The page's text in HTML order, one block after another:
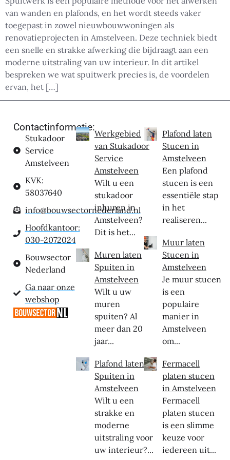
van wanden en plafonds, en het wordt steeds vaker
toegepast in zowel nieuwbouwwoningen als
renovatieprojecten in Amstelveen. Deze techniek biedt
een snelle en strakke afwerking die bijdraagt aan een
moderne uitstraling van uw interieur. In dit artikel
bespreken we wat spuitwerk precies is, de voordelen
ervan, het […]
Contactinformatie:
Stukadoor
Service
Amstelveen
KVK:
58037640
info@bouwsectornederland.nl
Hoofdkantoor:
030-2072024
Bouwsector
Nederland
Ga naar onze
webshop
Werkgebied
van Stukadoor
Service
Amstelveen
Wilt u een
stukadoor
inhuren in
Amstelveen?
Dit is het...
Muren laten
Spuiten in
Amstelveen
Wilt u uw
muren
spuiten? Al
meer dan 20
jaar...
Plafond laten
Spuiten in
Amstelveen
Wilt u een
strakke en
moderne
uitstraling voor
uw interieur?...
Plafond laten
Stucen in
Amstelveen
Een plafond
stucen is een
essentiële stap
in het
realiseren...
Muur laten
Stucen in
Amstelveen
Je muur stucen
is een
populaire
manier in
Amstelveen
om...
Fermacell
platen stucen
in Amstelveen
Fermacell
platen stucen
is een slimme
keuze voor
iedereen uit...